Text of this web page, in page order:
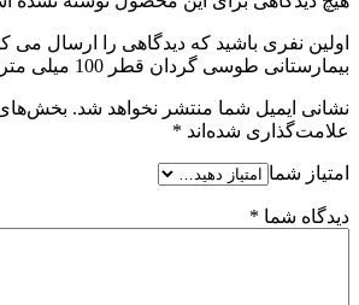
اولین نفری باشید که دیدگاهی را ارسال می
بیمارستانی طوسی گردان قطر 100 میلی متر”
نشانی ایمیل شما منتشر نخواهد شد. بخش‌های
علامت‌گذاری شده‌اند *
امتیاز شما
دیدگاه شما *